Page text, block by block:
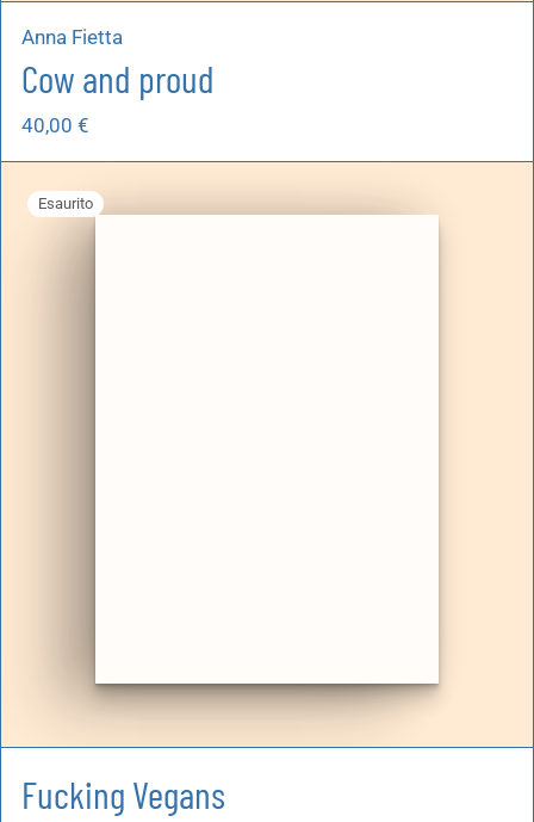
Anna Fietta
Cow and proud
40,00 €
Esaurito
Fucking Vegans